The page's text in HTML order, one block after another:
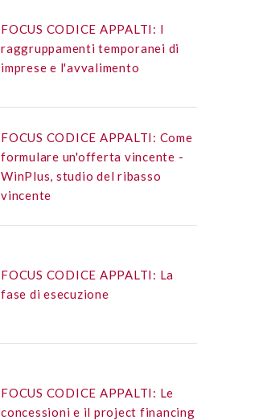
FOCUS CODICE APPALTI: I
raggruppamenti temporanei di
imprese e l'avvalimento
FOCUS CODICE APPALTI: Come
formulare un'offerta vincente -
WinPlus, studio del ribasso
vincente
FOCUS CODICE APPALTI: La
fase di esecuzione
FOCUS CODICE APPALTI: Le
concessioni e il project financing